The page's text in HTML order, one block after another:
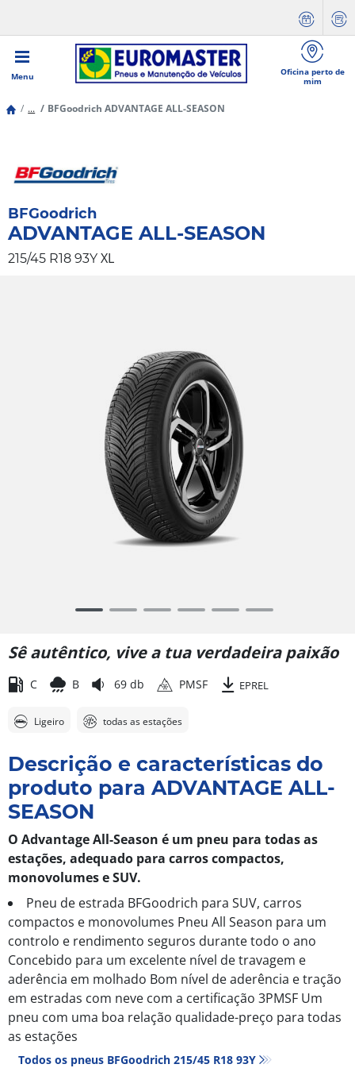
Menu
Oficina perto de
mim
... BFGoodrich ADVANTAGE ALL-SEASON
BFGoodrich
ADVANTAGE ALL-SEASON
215/45 R18 93Y XL
6
Sê autêntico, vive a tua verdadeira paixão
C B 69 db PMSF EPREL
Ligeiro todas as estações
Descrição e características do
produto para ADVANTAGE ALL-
SEASON
O Advantage All-Season é um pneu para todas as
estações, adequado para carros compactos,
monovolumes e SUV.
Pneu de estrada BFGoodrich para SUV, carros
compactos e monovolumes Pneu All Season para um
controlo e rendimento seguros durante todo o ano
Concebido para um excelente nível de travagem e
aderência em molhado Bom nível de aderência e tração
em estradas com neve com a certificação 3PMSF Um
pneu com uma boa relação qualidade-preço para todas
as estações
Todos os pneus BFGoodrich 215/45 R18 93Y